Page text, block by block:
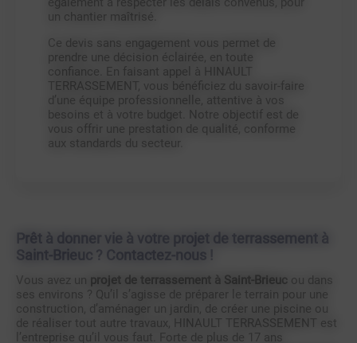
un chantier maîtrisé.
Ce devis sans engagement vous permet de
prendre une décision éclairée, en toute
confiance. En faisant appel à HINAULT
TERRASSEMENT, vous bénéficiez du savoir-faire
d’une équipe professionnelle, attentive à vos
besoins et à votre budget. Notre objectif est de
vous offrir une prestation de qualité, conforme
aux standards du secteur.
Prêt à donner vie à votre projet de terrassement à
Saint-Brieuc ? Contactez-nous !
Vous avez un projet de terrassement à Saint-Brieuc ou dans
ses environs ? Qu’il s’agisse de préparer le terrain pour une
construction, d’aménager un jardin, de créer une piscine ou
de réaliser tout autre travaux, HINAULT TERRASSEMENT est
l’entreprise qu’il vous faut. Forte de plus de 17 ans